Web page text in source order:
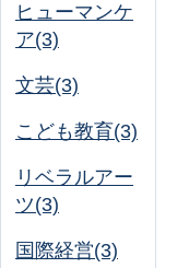
ヒューマンケ
ア(3)
文芸(3)
こども教育(3)
リベラルアー
ツ(3)
国際経営(3)